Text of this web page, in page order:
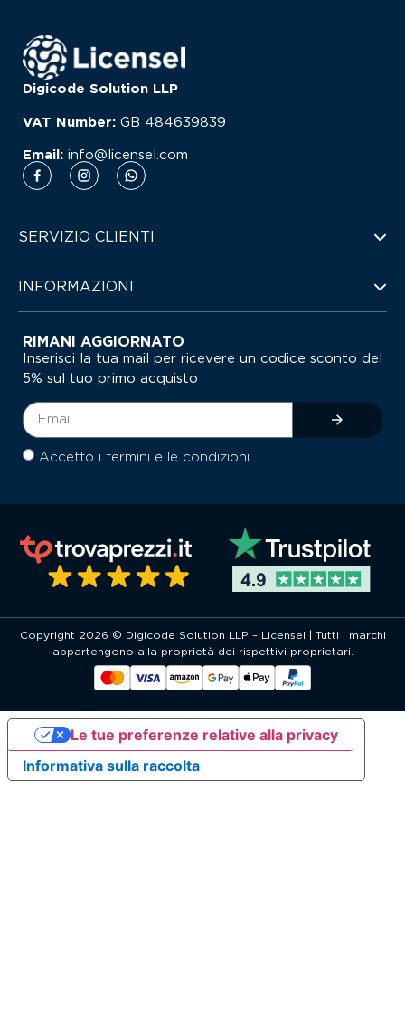
Digicode Solution LLP
VAT Number: GB 484639839
Email: info@licensel.com
SERVIZIO CLIENTI
INFORMAZIONI
RIMANI AGGIORNATO
Inserisci la tua mail per ricevere un codice sconto del
5% sul tuo primo acquisto
Accetto i termini e le condizioni
Copyright 2026 © Digicode Solution LLP – Licensel | Tutti i marchi
appartengono alla proprietà dei rispettivi proprietari.
Informativa sulla raccolta
Le tue preferenze relative alla privacy